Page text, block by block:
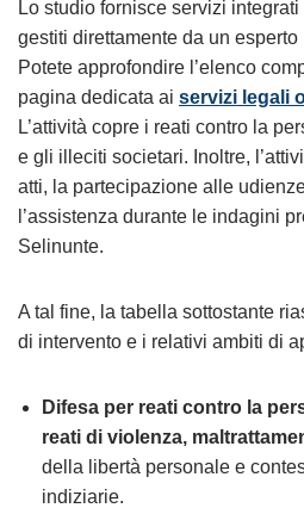
Lo studio fornisce servizi
gestiti direttamente da un
Potete approfondire l’elenco
pagina dedicata ai servizi legali
L’attività copre i reati contro la
e gli illeciti societari. Inoltre,
atti, la partecipazione alle
l’assistenza durante le indagini
Selinunte.
A tal fine, la tabella sottostante
di intervento e i relativi ambiti di
Difesa per reati contro la
reati di violenza,
della libertà personale e
indiziarie.